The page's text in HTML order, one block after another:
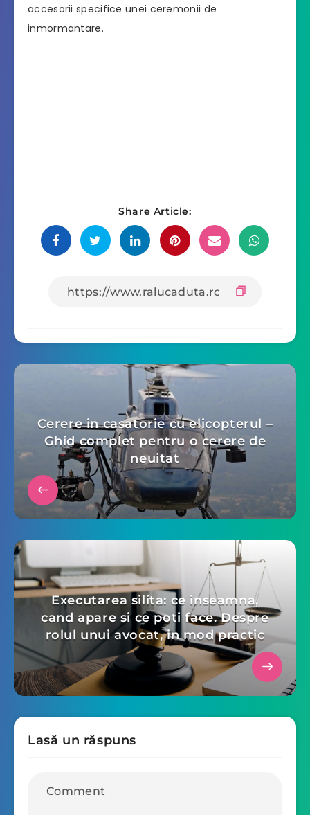
accesorii specifice unei ceremonii de
inmormantare.
Share Article:
Cerere in casatorie cu elicopterul –
Ghid complet pentru o cerere de
neuitat
Executarea silita: ce inseamna,
cand apare si ce poti face. Despre
rolul unui avocat, in mod practic
Lasă un răspuns